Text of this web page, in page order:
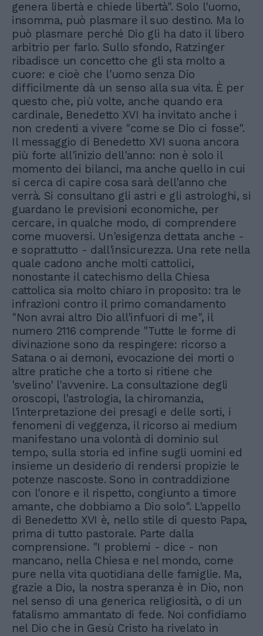
genera libertà e chiede libertà". Solo l'uomo,
insomma, può plasmare il suo destino. Ma lo
può plasmare perché Dio gli ha dato il libero
arbitrio per farlo. Sullo sfondo, Ratzinger
ribadisce un concetto che gli sta molto a
cuore: e cioè che l'uomo senza Dio
difficilmente dà un senso alla sua vita. È per
questo che, più volte, anche quando era
cardinale, Benedetto XVI ha invitato anche i
non credenti a vivere "come se Dio ci fosse".
Il messaggio di Benedetto XVI suona ancora
più forte all'inizio dell'anno: non è solo il
momento dei bilanci, ma anche quello in cui
si cerca di capire cosa sarà dell'anno che
verrà. Si consultano gli astri e gli astrologhi, si
guardano le previsioni economiche, per
cercare, in qualche modo, di comprendere
come muoversi. Un'esigenza dettata anche -
e soprattutto - dall'insicurezza. Una rete nella
quale cadono anche molti cattolici,
nonostante il catechismo della Chiesa
cattolica sia molto chiaro in proposito: tra le
infrazioni contro il primo comandamento
"Non avrai altro Dio all'infuori di me", il
numero 2116 comprende "Tutte le forme di
divinazione sono da respingere: ricorso a
Satana o ai demoni, evocazione dei morti o
altre pratiche che a torto si ritiene che
'svelino' l'avvenire. La consultazione degli
oroscopi, l'astrologia, la chiromanzia,
l'interpretazione dei presagi e delle sorti, i
fenomeni di veggenza, il ricorso ai medium
manifestano una volontà di dominio sul
tempo, sulla storia ed infine sugli uomini ed
insieme un desiderio di rendersi propizie le
potenze nascoste. Sono in contraddizione
con l'onore e il rispetto, congiunto a timore
amante, che dobbiamo a Dio solo". L'appello
di Benedetto XVI è, nello stile di questo Papa,
prima di tutto pastorale. Parte dalla
comprensione. "I problemi - dice - non
mancano, nella Chiesa e nel mondo, come
pure nella vita quotidiana delle famiglie. Ma,
grazie a Dio, la nostra speranza è in Dio, non
nel senso di una generica religiosità, o di un
fatalismo ammantato di fede. Noi confidiamo
nel Dio che in Gesù Cristo ha rivelato in